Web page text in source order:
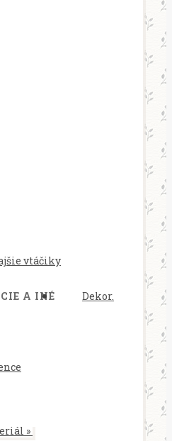
vtáčiky
A INÉ Dekor.
»